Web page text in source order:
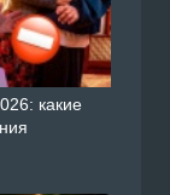
какие